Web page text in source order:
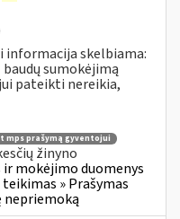
informacija skelbiama:
baudų sumokėjimą
pateikti nereikia,
mps prašymą gyventojui
žinyno
mokėjimo duomenys
» Prašymas